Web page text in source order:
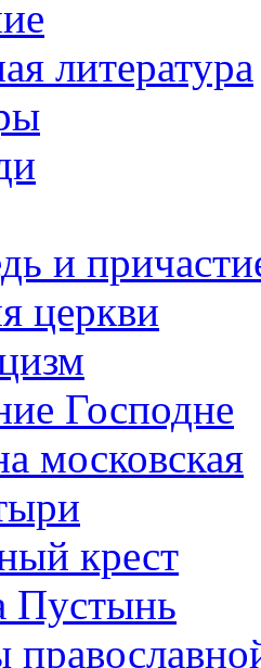
литература
и
церкви
Господне
московская
крест
Пустынь